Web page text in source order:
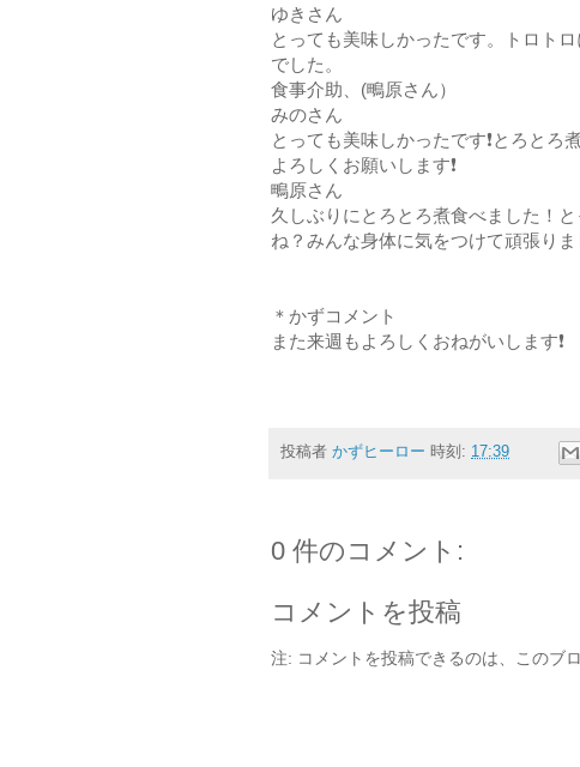
ゆきさん
とっても美味しかったです。トロト
でした。
食事介助、(鴫原さん）
みのさん
とっても美味しかったです❗とろとろ
よろしくお願いします❗
鴫原さん
久しぶりにとろとろ煮食べました！
ね？みんな身体に気をつけて頑張り
＊かずコメント
また来週もよろしくおねがいします❗
投稿者 かずヒーロー 時刻: 17:39
0 件のコメント:
コメントを投稿
注: コメントを投稿できるのは、このブ